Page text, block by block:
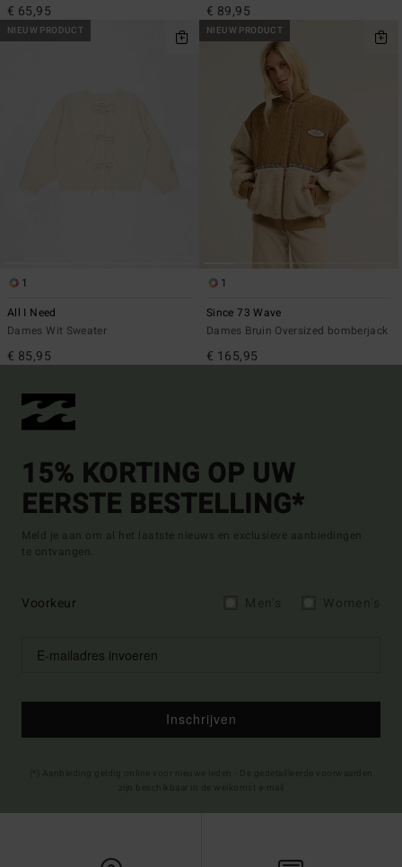
€ 65,95 € 89,95
NIEUW PRODUCT
1
All I Need
Dames Wit Sweater
€ 85,95
NIEUW PRODUCT
1
Since 73 Wave
Dames Bruin Oversized bomberjack
€ 165,95
15% KORTING OP UW
EERSTE BESTELLING*
Meld je aan om al het laatste nieuws en exclusieve aanbiedingen
te ontvangen.
Voorkeur
Inschrijven